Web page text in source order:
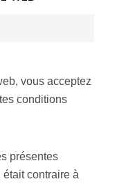
vous acceptez
conditions
présentes
contraire à